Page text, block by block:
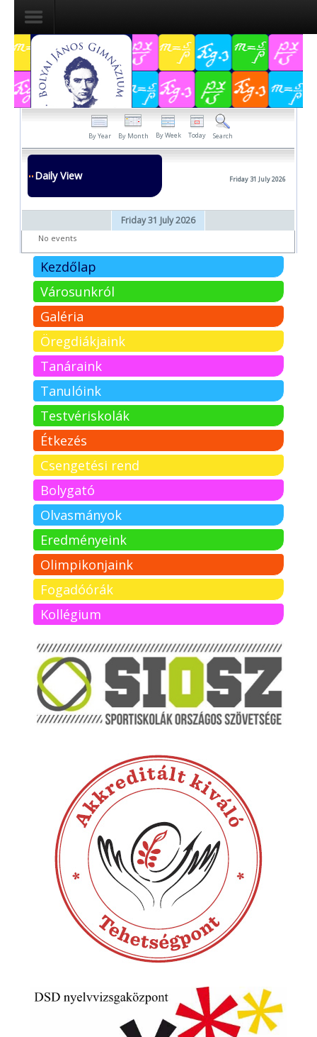
Dokumentumok
Felvételizőknek
Tanárjelölteknek
By Year By Month By Week Today Search
Daily View Friday 31 July 2026
Friday 31 July 2026
No events
Kezdőlap
Városunkról
Galéria
Öregdiákjaink
Tanáraink
Tanulóink
Testvériskolák
Étkezés
Csengetési rend
Bolygató
Olvasmányok
Eredményeink
Olimpikonjaink
Fogadóórák
Kollégium